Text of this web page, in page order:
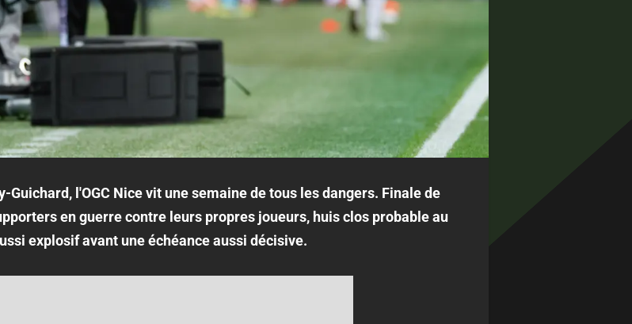
l'OGC Nice vit une semaine de tous les dangers. Finale de
en guerre contre leurs propres joueurs, huis clos probable au
explosif avant une échéance aussi décisive.